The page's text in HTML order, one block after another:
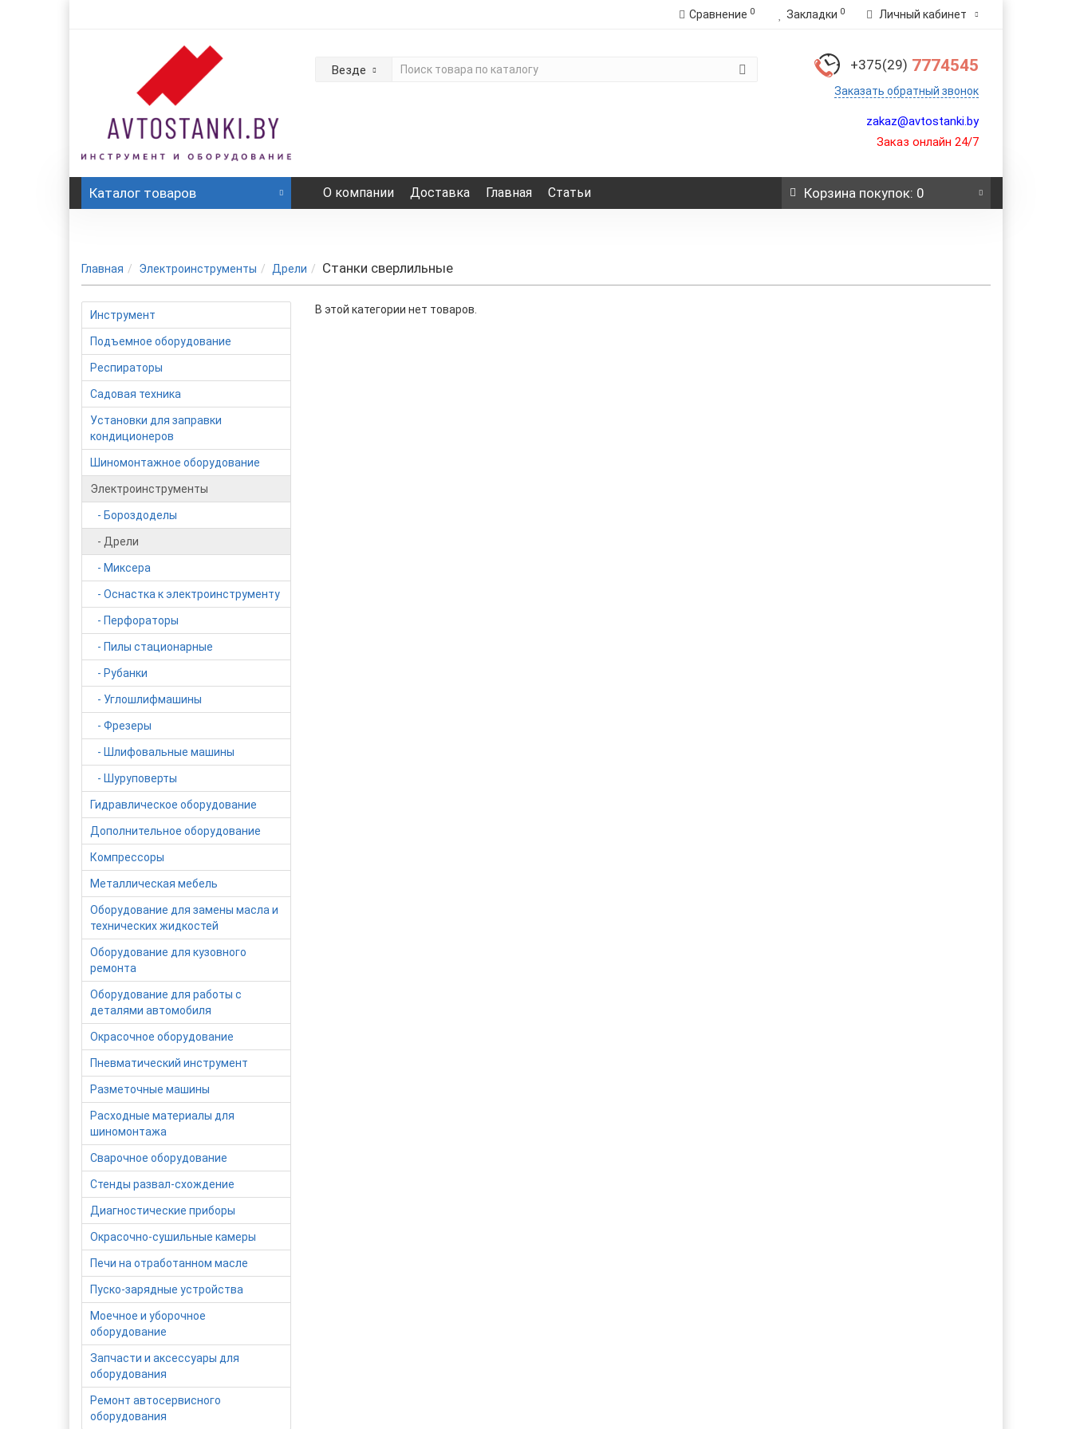
Сравнение 0 Закладки 0 Личный кабинет
Везде +375(29) 7774545
Заказать обратный звонок
zakaz@avtostanki.by
Заказ онлайн 24/7
Каталог товаров О компании Доставка Главная Статьи Корзинапокупок: 0
Главная Электроинструменты Дрели Станки сверлильные
Инструмент
Подъемное оборудование
Респираторы
Садовая техника
Установки для заправки
кондиционеров
Шиномонтажное оборудование
Электроинструменты
- Бороздоделы
- Дрели
- Миксера
- Оснастка к электроинструменту
- Перфораторы
- Пилы стационарные
- Рубанки
- Углошлифмашины
- Фрезеры
- Шлифовальные машины
- Шуруповерты
Гидравлическое оборудование
Дополнительное оборудование
Компрессоры
Металлическая мебель
Оборудование для замены масла и
технических жидкостей
Оборудование для кузовного
ремонта
Оборудование для работы с
деталями автомобиля
Окрасочное оборудование
Пневматический инструмент
Разметочные машины
Расходные материалы для
шиномонтажа
Сварочное оборудование
Стенды развал-схождение
Диагностические приборы
Окрасочно-сушильные камеры
Печи на отработанном масле
Пуско-зарядные устройства
Моечное и уборочное
оборудование
Запчасти и аксессуары для
оборудования
Ремонт автосервисного
оборудования
В этой категории нет товаров.